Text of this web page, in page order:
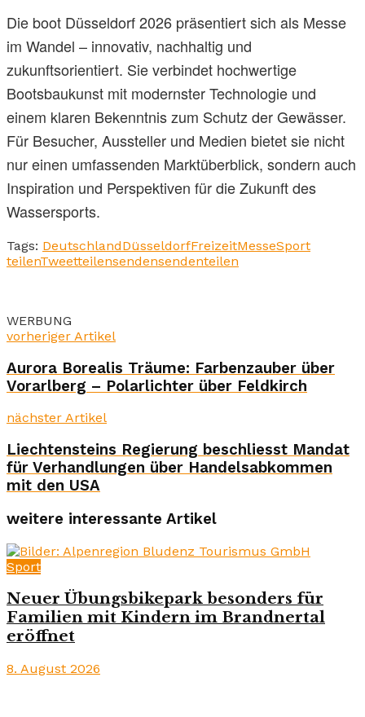
Die boot Düsseldorf 2026 präsentiert sich als Messe
im Wandel – innovativ, nachhaltig und
zukunftsorientiert. Sie verbindet hochwertige
Bootsbaukunst mit modernster Technologie und
einem klaren Bekenntnis zum Schutz der Gewässer.
Für Besucher, Aussteller und Medien bietet sie nicht
nur einen umfassenden Marktüberblick, sondern auch
Inspiration und Perspektiven für die Zukunft des
Wassersports.
Tags: DeutschlandDüsseldorfFreizeitMesseSport
teilenTweetteilensendensendenteilen
WERBUNG
vorheriger Artikel
Aurora Borealis Träume: Farbenzauber über
Vorarlberg – Polarlichter über Feldkirch
nächster Artikel
Liechtensteins Regierung beschliesst Mandat
für Verhandlungen über Handelsabkommen
mit den USA
weitere interessante Artikel
Sport
Neuer Übungsbikepark besonders für
Familien mit Kindern im Brandnertal
eröffnet
8. August 2026